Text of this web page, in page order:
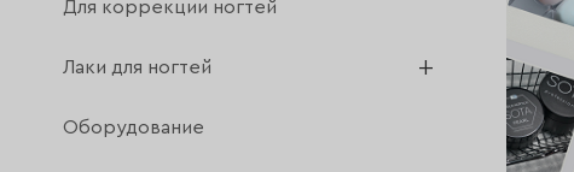
Для коррекции ногтей
Лаки для ногтей
Оборудование